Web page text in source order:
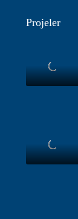
Projeler